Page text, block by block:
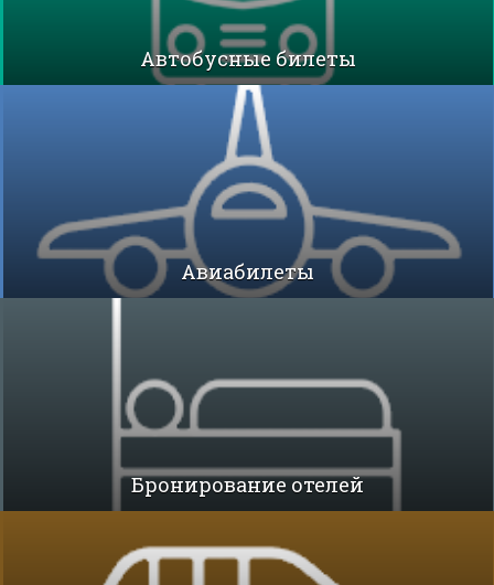
Автобусные билеты
Авиабилеты
Бронирование отелей